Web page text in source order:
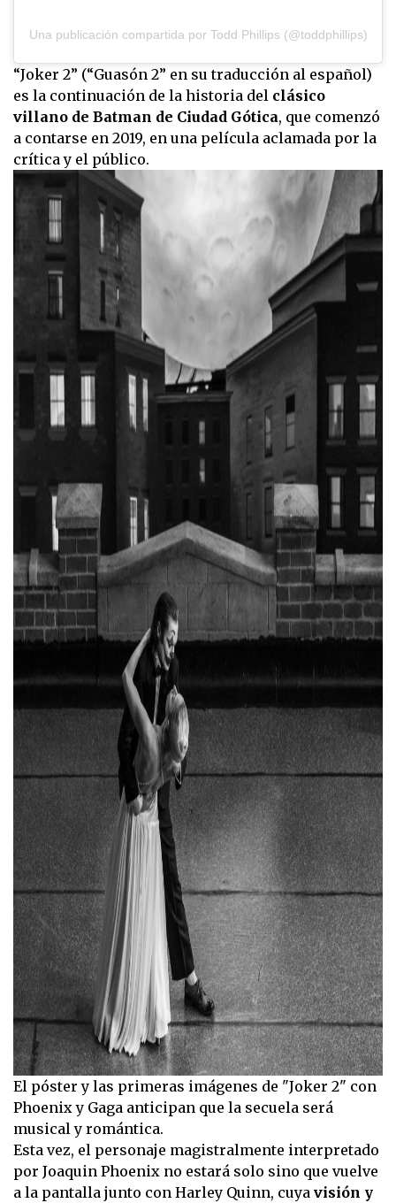
Una publicación compartida por Todd Phillips (@toddphillips)
“Joker 2” (“Guasón 2” en su traducción al español)
es la continuación de la historia del clásico
villano de Batman de Ciudad Gótica, que comenzó
a contarse en 2019, en una película aclamada por la
crítica y el público.
El póster y las primeras imágenes de "Joker 2" con
Phoenix y Gaga anticipan que la secuela será
musical y romántica.
Esta vez, el personaje magistralmente interpretado
por Joaquin Phoenix no estará solo sino que vuelve
a la pantalla junto con Harley Quinn, cuya visión y